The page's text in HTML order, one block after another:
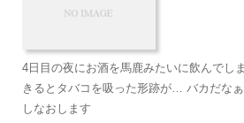
4日目の夜にお酒を馬鹿みたいに飲んでし
きるとタバコを吸った形跡が… バカだな
しなおします